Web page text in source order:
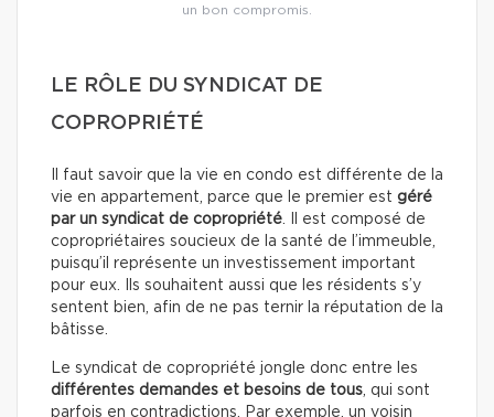
un bon compromis.
LE RÔLE DU SYNDICAT DE
COPROPRIÉTÉ
Il faut savoir que la vie en condo est différente de la
vie en appartement, parce que le premier est géré
par un syndicat de copropriété. Il est composé de
copropriétaires soucieux de la santé de l’immeuble,
puisqu’il représente un investissement important
pour eux. Ils souhaitent aussi que les résidents s’y
sentent bien, afin de ne pas ternir la réputation de la
bâtisse.
Le syndicat de copropriété jongle donc entre les
différentes demandes et besoins de tous, qui sont
parfois en contradictions. Par exemple, un voisin